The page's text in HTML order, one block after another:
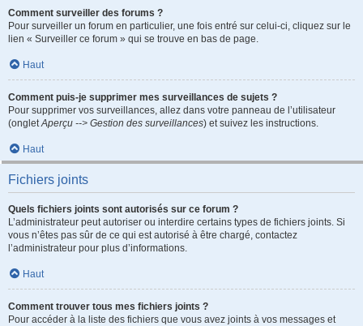
Comment surveiller des forums ?
Pour surveiller un forum en particulier, une fois entré sur celui-ci, cliquez sur le
lien « Surveiller ce forum » qui se trouve en bas de page.
Haut
Comment puis-je supprimer mes surveillances de sujets ?
Pour supprimer vos surveillances, allez dans votre panneau de l’utilisateur
(ongletAperçu --> Gestion des surveillances) et suivez les instructions.
Haut
Fichiers joints
Quels fichiers joints sont autorisés sur ce forum ?
L’administrateur peut autoriser ou interdire certains types de fichiers joints. Si
vous n’êtes pas sûr de ce qui est autorisé à être chargé, contactez
l’administrateur pour plus d’informations.
Haut
Comment trouver tous mes fichiers joints ?
Pour accéder à la liste des fichiers que vous avez joints à vos messages et